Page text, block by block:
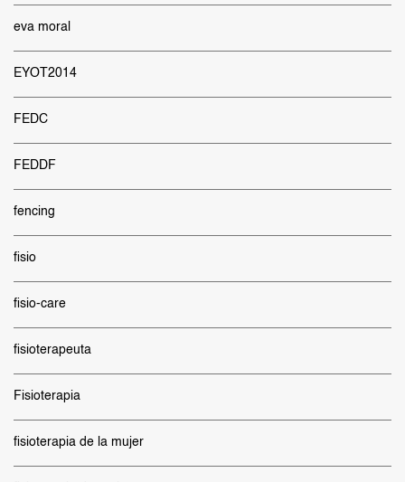
eva moral
EYOT2014
FEDC
FEDDF
fencing
fisio
fisio-care
fisioterapeuta
Fisioterapia
fisioterapia de la mujer